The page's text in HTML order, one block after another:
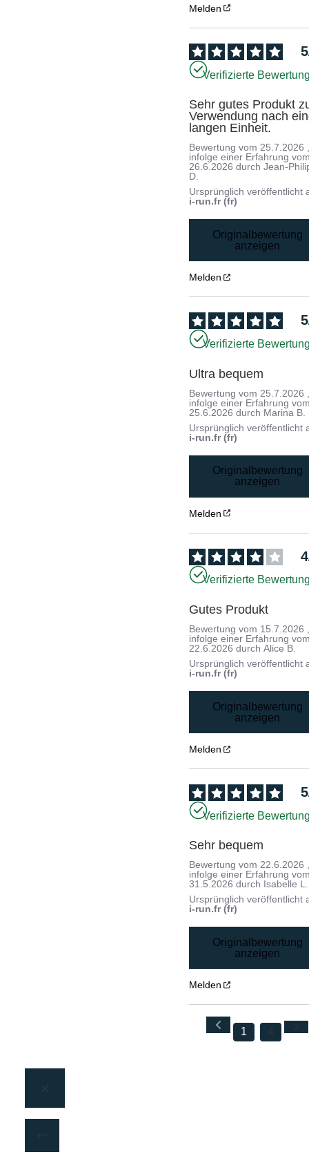
Melden
5
Verifizierte
Sehr gutes Produkt
Verwendung nach
langen Einheit.
Bewertung vom 25.7.2026
infolge einer Erfahrung
26.6.2026 durchJean-
D.
Ursprünglich veröffentlicht
i-run.fr (fr)
Originalbewertung
anzeigen
Melden
5
Verifizierte
Ultra bequem
Bewertung vom 25.7.2026
infolge einer Erfahrung
25.6.2026 durch Marina B.
Ursprünglich veröffentlicht
i-run.fr (fr)
Originalbewertung
anzeigen
Melden
4
Verifizierte
Gutes Produkt
Bewertung vom 15.7.2026
infolge einer Erfahrung
22.6.2026 durchAlice B.
Ursprünglich veröffentlicht
i-run.fr (fr)
Originalbewertung
anzeigen
Melden
5
Verifizierte
Sehr bequem
Bewertung vom22.6.2026
infolge einer Erfahrung
31.5.2026 durch Isabelle L.
Ursprünglich veröffentlicht
i-run.fr (fr)
Originalbewertung
anzeigen
Melden
1 4